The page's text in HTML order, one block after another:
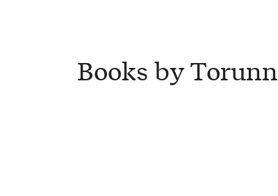
Books by